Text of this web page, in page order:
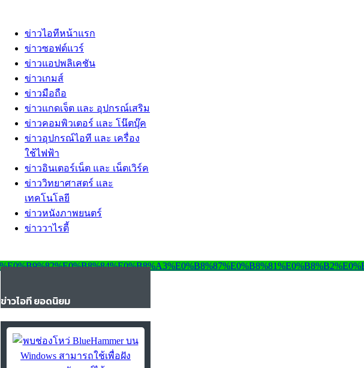
ข่าวไอทีหน้าแรก
ข่าวซอฟต์แวร์
ข่าวแอปพลิเคชัน
ข่าวเกมส์
ข่าวมือถือ
ข่าวแกดเจ็ต และ อุปกรณ์เสริม
ข่าวคอมพิวเตอร์ และ โน๊ตบุ๊ค
ข่าวอุปกรณ์ไอที และ เครื่อง
ใช้ไฟฟ้า
ข่าวอินเตอร์เน็ต และ เน็ตเวิร์ค
ข่าววิทยาศาสตร์ และ
เทคโนโลยี
ข่าวหนังภาพยนตร์
ข่าววาไรตี้
ข่าวไอที ยอดนิยม